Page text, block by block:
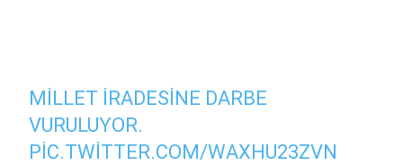
MILLET IRADESINE DARBE
VURULUYOR.
PIC.TWITTER.COM/WAXHU23ZVN